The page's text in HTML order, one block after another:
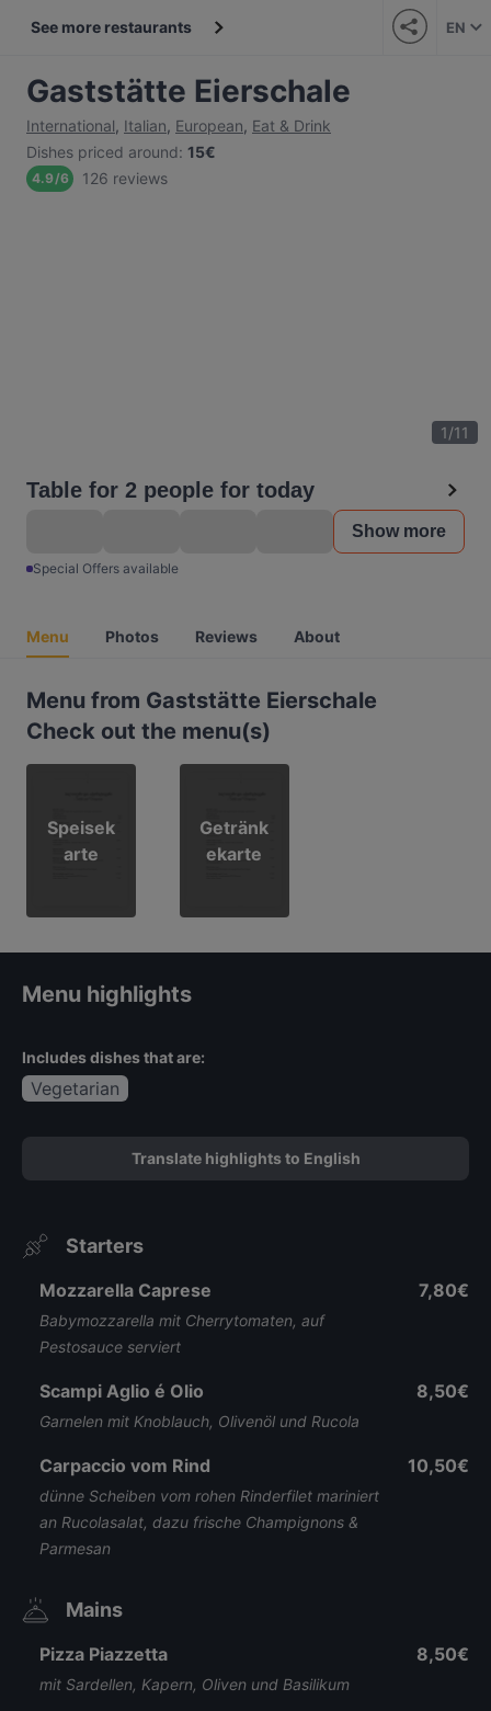
See more restaurants EN
Gaststätte Eierschale
International, Italian, European, Eat & Drink
Dishes priced around: 15€
4.9/6 126 reviews
1/11
Table for 2 people for today
Show more
Special Offers available
Menu Photos Reviews About
Menu from Gaststätte Eierschale
Check out the menu(s)
Speisek
arte
Getränk
ekarte
Menu highlights
Includes dishes that are:
Vegetarian
Translate highlights to English
Starters
Mozzarella Caprese
Babymozzarella mit Cherrytomaten, auf
Pestosauce serviert
7,80€
Scampi Aglio é Olio
Garnelen mit Knoblauch, Olivenöl und Rucola
8,50€
Carpaccio vom Rind
dünne Scheiben vom rohen Rinderfilet mariniert
an Rucolasalat, dazu frische Champignons &
Parmesan
10,50€
Mains
Pizza Piazzetta
mit Sardellen, Kapern, Oliven und Basilikum
8,50€